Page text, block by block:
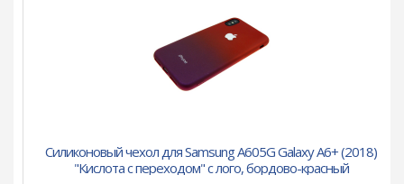
Силиконовый чехол для Samsung A605G Galaxy A6+ (2018)
"Кислота с переходом" с лого, бордово-красный